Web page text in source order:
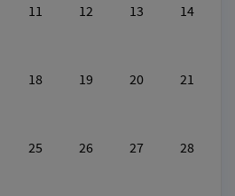
11 12 13 14
18 19 20 21
25 26 27 28